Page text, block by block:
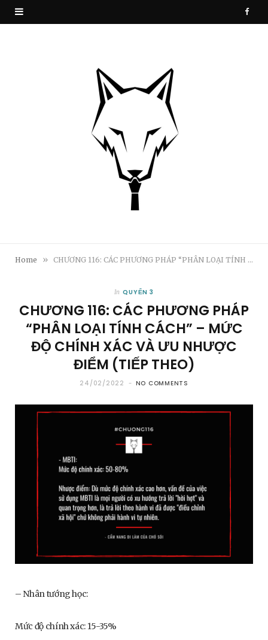
F
Home » CHƯƠNG 116: CÁC PHƯƠNG PHÁP “PHÂN LOẠI TÍNH CÁCH” – MỨC ĐỘ CHÍNH XÁC VÀ ƯU NHƯỢC ĐIỂM (TIẾP THEO)
In QUYỂN 3
CHƯƠNG 116: CÁC PHƯƠNG PHÁP
“PHÂN LOẠI TÍNH CÁCH” – MỨC
ĐỘ CHÍNH XÁC VÀ ƯU NHƯỢC
ĐIỂM (TIẾP THEO)
24/02/2022 NO COMMENTS
– Nhân tướng học:
Mức độ chính xác: 15-35%